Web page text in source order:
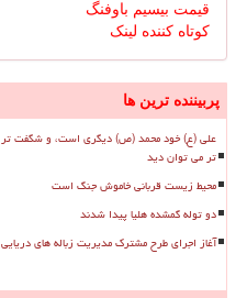
قیمت بیسیم باوفنگ
کوتاه کننده لینک
پربیننده ترین ها
علی (ع) خود محمد (ص) دیگری است، و شگفت تر
تر می توان دید
محیط زیست قربانی خاموش جنگ است
دو توله گمشده هلیا پیدا شدند
آغاز اجرای طرح مشترک مدیریت زباله های